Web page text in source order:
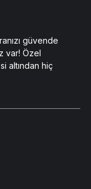
güvende
var! Özel
altından hiç